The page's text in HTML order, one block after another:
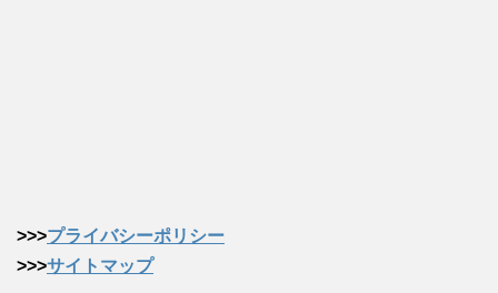
>>>プライバシーポリシー
>>>サイトマップ